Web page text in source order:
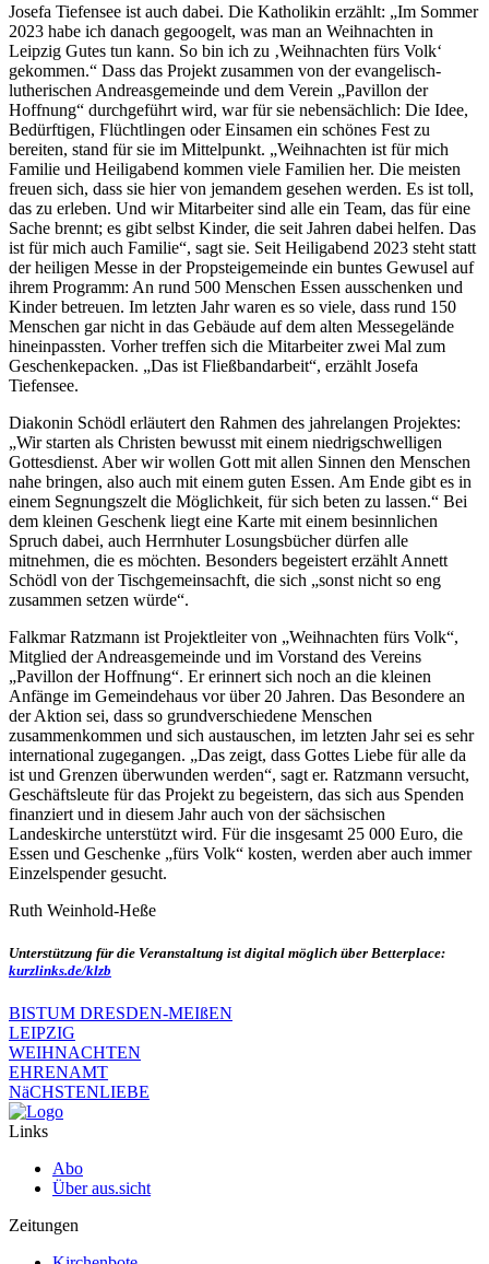
Josefa Tiefensee ist auch dabei. Die Katholikin erzählt: „Im Sommer
2023 habe ich danach gegoogelt, was man an Weihnachten in
Leipzig Gutes tun kann. So bin ich zu ‚Weihnachten fürs Volk‘
gekommen.“ Dass das Projekt zusammen von der evangelisch-
lutherischen Andreasgemeinde und dem Verein „Pavillon der
Hoffnung“ durchgeführt wird, war für sie nebensächlich: Die Idee,
Bedürftigen, Flüchtlingen oder Einsamen ein schönes Fest zu
bereiten, stand für sie im Mittelpunkt. „Weihnachten ist für mich
Familie und Heiligabend kommen viele Familien her. Die meisten
freuen sich, dass sie hier von jemandem gesehen werden. Es ist toll,
das zu erleben. Und wir Mitarbeiter sind alle ein Team, das für eine
Sache brennt; es gibt selbst Kinder, die seit Jahren dabei helfen. Das
ist für mich auch Familie“, sagt sie. Seit Heiligabend 2023 steht statt
der heiligen Messe in der Propsteigemeinde ein buntes Gewusel auf
ihrem Programm: An rund 500 Menschen Essen ausschenken und
Kinder betreuen. Im letzten Jahr waren es so viele, dass rund 150
Menschen gar nicht in das Gebäude auf dem alten Messegelände
hineinpassten. Vorher treffen sich die Mitarbeiter zwei Mal zum
Geschenkepacken. „Das ist Fließbandarbeit“, erzählt Josefa
Tiefensee.
Diakonin Schödl erläutert den Rahmen des jahrelangen Projektes:
„Wir starten als Christen bewusst mit einem niedrigschwelligen
Gottesdienst. Aber wir wollen Gott mit allen Sinnen den Menschen
nahe bringen, also auch mit einem guten Essen. Am Ende gibt es in
einem Segnungszelt die Möglichkeit, für sich beten zu lassen.“ Bei
dem kleinen Geschenk liegt eine Karte mit einem besinnlichen
Spruch dabei, auch Herrnhuter Losungsbücher dürfen alle
mitnehmen, die es möchten. Besonders begeistert erzählt Annett
Schödl von der Tischgemeinsachft, die sich „sonst nicht so eng
zusammen setzen würde“.
Falkmar Ratzmann ist Projektleiter von „Weihnachten fürs Volk“,
Mitglied der Andreasgemeinde und im Vorstand des Vereins
„Pavillon der Hoffnung“. Er erinnert sich noch an die kleinen
Anfänge im Gemeindehaus vor über 20 Jahren. Das Besondere an
der Aktion sei, dass so grundverschiedene Menschen
zusammenkommen und sich austauschen, im letzten Jahr sei es sehr
international zugegangen. „Das zeigt, dass Gottes Liebe für alle da
ist und Grenzen überwunden werden“, sagt er. Ratzmann versucht,
Geschäftsleute für das Projekt zu begeistern, das sich aus Spenden
finanziert und in diesem Jahr auch von der sächsischen
Landeskirche unterstützt wird. Für die insgesamt 25 000 Euro, die
Essen und Geschenke „fürs Volk“ kosten, werden aber auch immer
Einzelspender gesucht.
Ruth Weinhold-Heße
Unterstützung für die Veranstaltung ist digital möglich über Betterplace:
kurzlinks.de/klzb
BISTUM DRESDEN-MEIßEN
LEIPZIG
WEIHNACHTEN
EHRENAMT
NäCHSTENLIEBE
Links
Abo
Über aus.sicht
Zeitungen